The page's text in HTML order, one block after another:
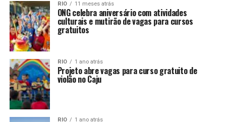
RIO 11 meses atrás
ONG celebra aniversário com atividades
culturais e mutirão de vagas para cursos
gratuitos
RIO 1 ano atrás
Projeto abre vagas para curso gratuito de
violão no Caju
RIO 1 ano atrás